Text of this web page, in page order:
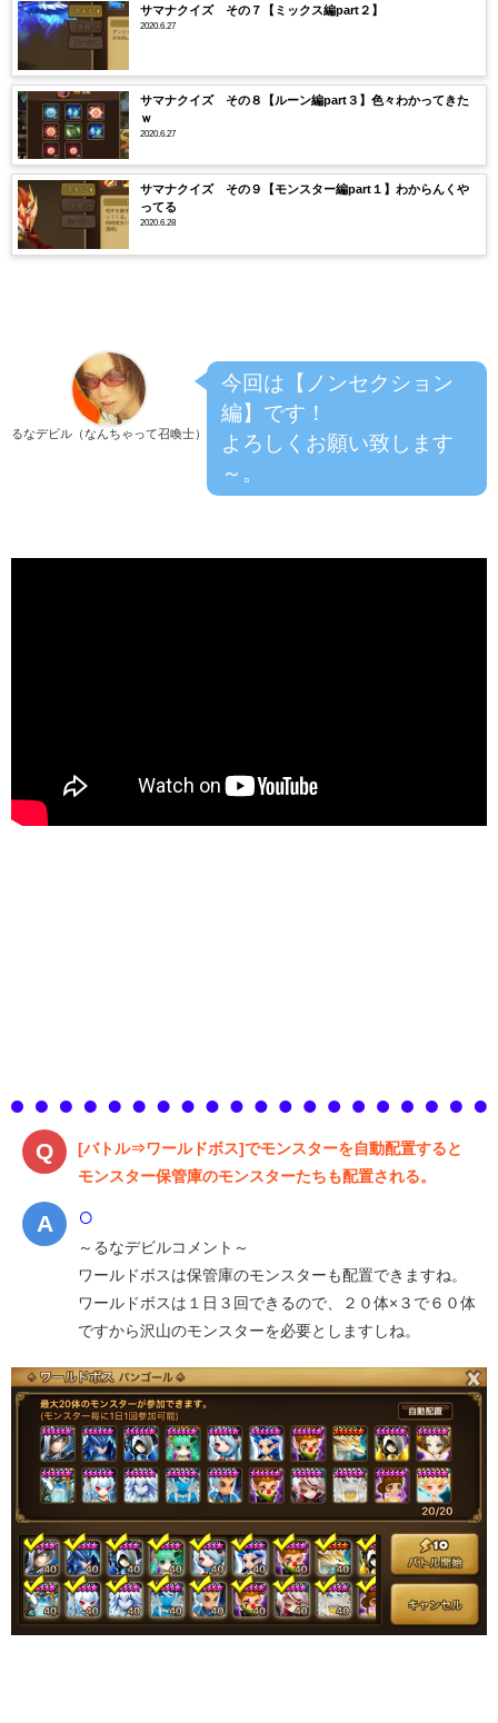
サマナクイズ その７【ミックス編part２】
2020.6.27
サマナクイズ その８【ルーン編part３】色々わかってきた
ｗ
2020.6.27
サマナクイズ その９【モンスター編part１】わからんくや
ってる
2020.6.28
るなデビル（なんちゃって召喚士）
今回は【ノンセクション
編】です！
よろしくお願い致します
～。
[バトル⇒ワールドボス]でモンスターを自動配置すると
モンスター保管庫のモンスターたちも配置される。
○
～るなデビルコメント～
ワールドボスは保管庫のモンスターも配置できますね。
ワールドボスは１日３回できるので、２０体×３で６０体
ですから沢山のモンスターを必要としますしね。